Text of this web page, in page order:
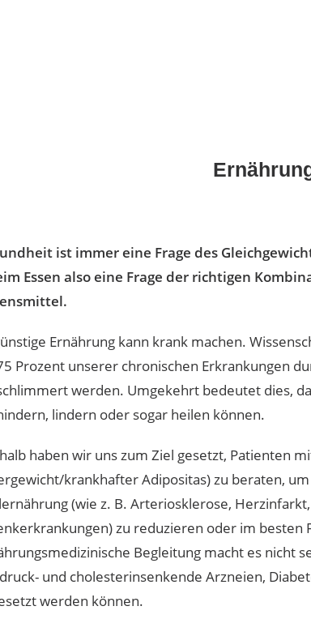
ist immer eine Frage des
Essen also eine Frage der richtigen
Ernährung kann krank machen.
Prozent unserer chronischen Erkrankungen
werden. Umgekehrt bedeutet dies,
lindern oder sogar heilen können.
haben wir uns zum Ziel gesetzt, Patienten
krankhafter Adipositas) zu beraten,
(wie z. B. Arteriosklerose,
zu reduzieren oder im besten
Begleitung macht es nicht
und cholesterinsenkende Arzneien,
werden können.